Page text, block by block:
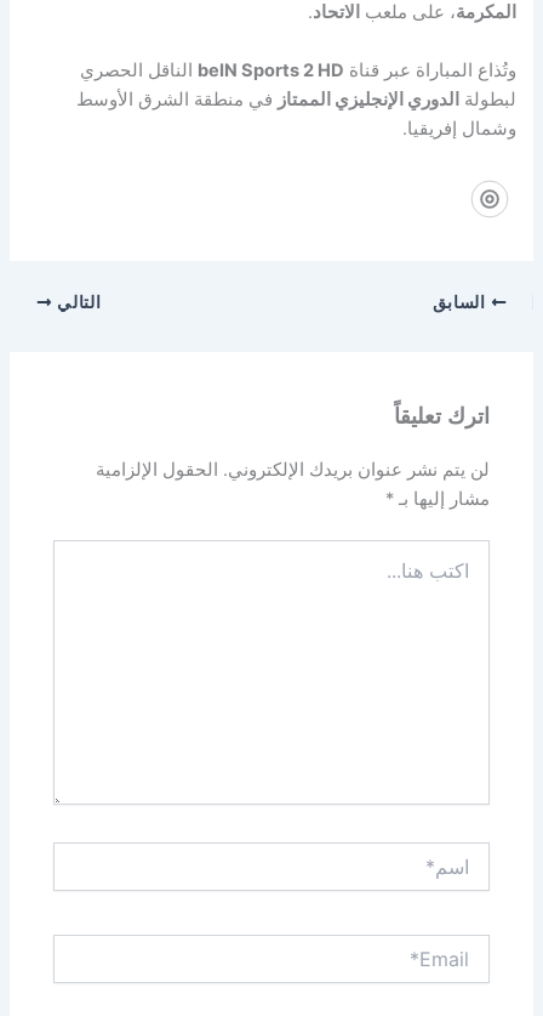
المكرمة، على ملعب الاتحاد.
وتُذاع المباراة عبر قناة beIN Sports 2 HD الناقل الحصري
لبطولة الدوري الإنجليزي الممتاز في منطقة الشرق الأوسط
وشمال إفريقيا.
السابق التالي
اترك تعليقاً
لن يتم نشر عنوان بريدك الإلكتروني. الحقول الإلزامية
مشار إليها بـ*
هنا...